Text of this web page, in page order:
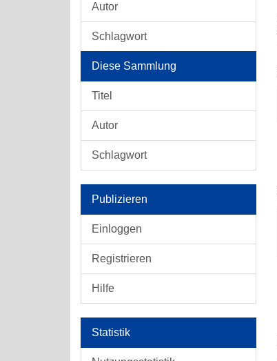
Autor
Schlagwort
Diese Sammlung
Titel
Autor
Schlagwort
Publizieren
Einloggen
Registrieren
Hilfe
Statistik